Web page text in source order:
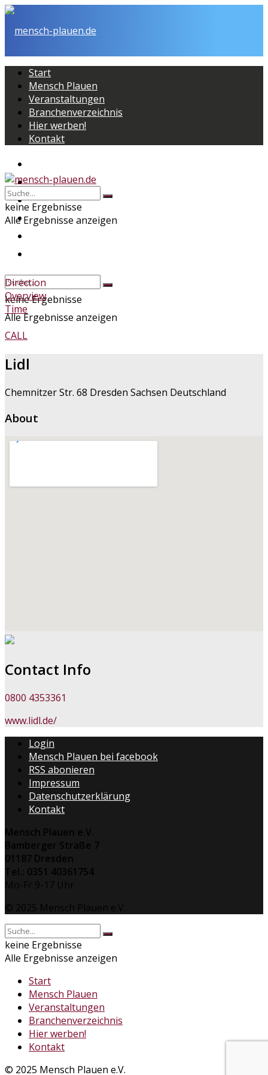
Start
Mensch Plauen
Veranstaltungen
Branchenverzeichnis
Hier werben!
Kontakt
Mensch Plauen
Veranstaltungen
Branchenverzeichnis
keine Ergebnisse
Alle Ergebnisse anzeigen
keine Ergebnisse
Alle Ergebnisse anzeigen
Direction
Overview
Time
CALL
Lidl
Chemnitzer Str. 68 Dresden Sachsen Deutschland
About
Contact Info
0800 4353361
www.lidl.de/
Login
Mensch Plauen bei facebook
RSS abonieren
Impressum
Datenschutzerklärung
Kontakt
Mensch Plauen e.V.
Bamberger Straße 7
01187 Dresden
Tel.: 0351 40361754
Mo-Fr 9-17 Uhr
© 2025 Mensch Plauen e.V.
keine Ergebnisse
Alle Ergebnisse anzeigen
Start
Mensch Plauen
Veranstaltungen
Branchenverzeichnis
Hier werben!
Kontakt
© 2025 Mensch Plauen e.V.